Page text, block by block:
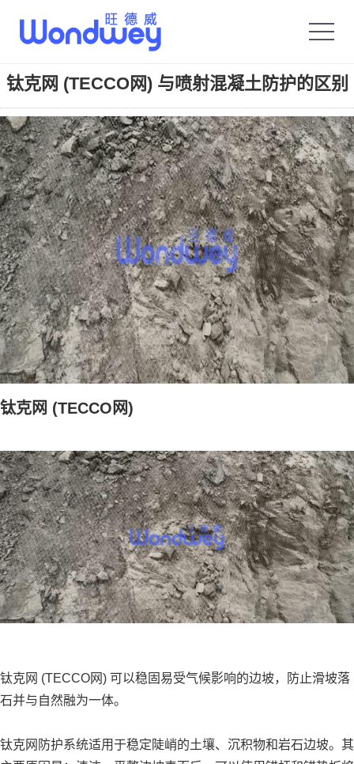
钛克网 (TECCO网) 与喷射混凝土防护的区别
钛克网 (TECCO网)
钛克网 (TECCO网) 可以稳固易受气候影响的边坡，防止滑坡落
石并与自然融为一体。
钛克网防护系统适用于稳定陡峭的土壤、沉积物和岩石边坡。其